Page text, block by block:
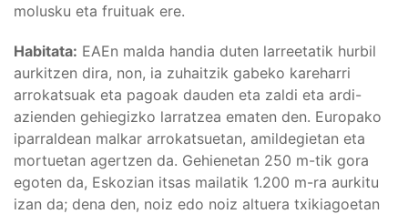
molusku eta fruituak ere.
Habitata: EAEn malda handia duten larreetatik hurbil
aurkitzen dira, non, ia zuhaitzik gabeko kareharri
arrokatsuak eta pagoak dauden eta zaldi eta ardi-
azienden gehiegizko larratzea ematen den. Europako
iparraldean malkar arrokatsuetan, amildegietan eta
mortuetan agertzen da. Gehienetan 250 m-tik gora
egoten da, Eskozian itsas mailatik 1.200 m-ra aurkitu
izan da; dena den, noiz edo noiz altuera txikiagoetan